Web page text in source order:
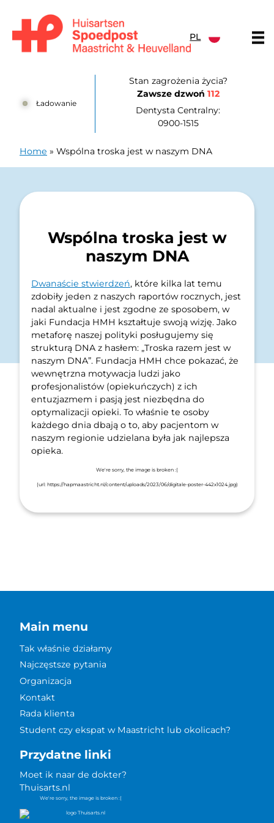
PL
Ładowanie
Stan zagrożenia życia?
Zawsze dzwoń 112
Dentysta Centralny:
0900-1515
Home » Wspólna troska jest w naszym DNA
Wspólna troska jest w
naszym DNA
Dwanaście stwierdzeń, które kilka lat temu
zdobiły jeden z naszych raportów rocznych, jest
nadal aktualne i jest zgodne ze sposobem, w
jaki Fundacja HMH kształtuje swoją wizję. Jako
metaforę naszej polityki posługujemy się
strukturą DNA z hasłem: „Troska razem jest w
naszym DNA”. Fundacja HMH chce pokazać, że
wewnętrzna motywacja ludzi jako
profesjonalistów (opiekuńczych) z ich
entuzjazmem i pasją jest niezbędna do
optymalizacji opieki. To właśnie te osoby
każdego dnia dbają o to, aby pacjentom w
naszym regionie udzielana była jak najlepsza
opieka.
Main menu
Tak właśnie działamy
Najczęstsze pytania
Organizacja
Kontakt
Rada klienta
Student czy ekspat w Maastricht lub okolicach?
Przydatne linki
Moet ik naar de dokter?
Thuisarts.nl